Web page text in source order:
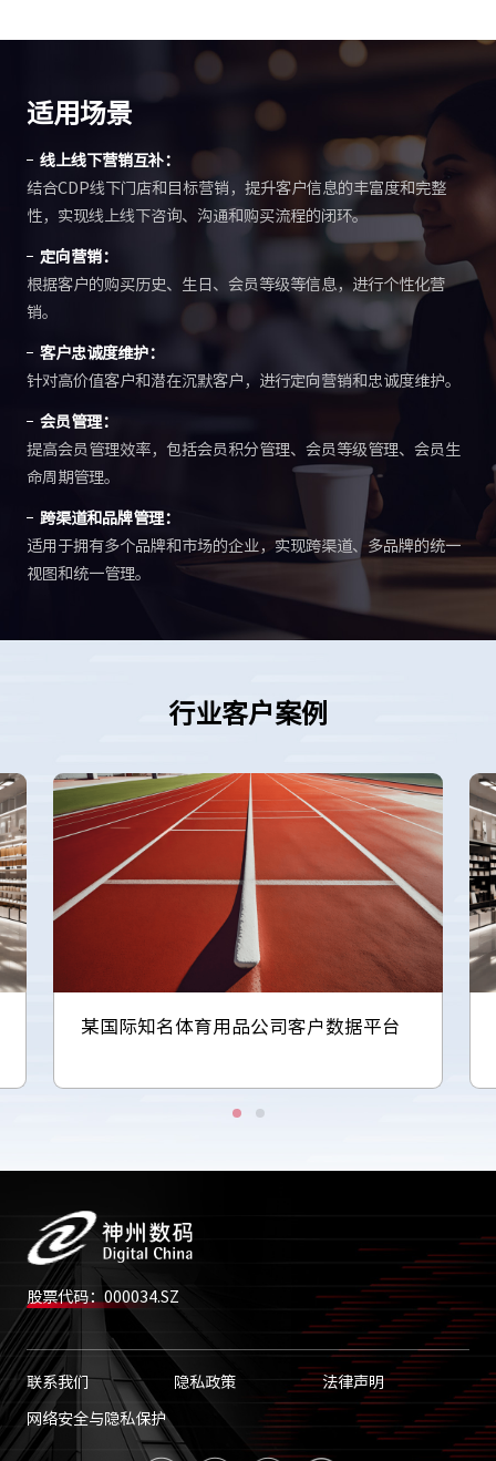
适用场景
线上线下营销互补：
结合CDP线下门店和目标营销，提升客户信息的丰富度和完整
性，实现线上线下咨询、沟通和购买流程的闭环。
定向营销：
根据客户的购买历史、生日、会员等级等信息，进行个性化营
销。
客户忠诚度维护：
针对高价值客户和潜在沉默客户，进行定向营销和忠诚度维护。
会员管理：
提高会员管理效率，包括会员积分管理、会员等级管理、会员生
命周期管理。
跨渠道和品牌管理：
适用于拥有多个品牌和市场的企业，实现跨渠道、多品牌的统一
视图和统一管理。
行业客户案例
某国际知名体育用品公司客户数据平台
股票代码：000034.SZ
联系我们 隐私政策 法律声明
网络安全与隐私保护